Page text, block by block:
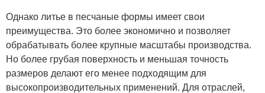
Однако литье в песчаные формы имеет свои
преимущества. Это более экономично и позволяет
обрабатывать более крупные масштабы производства.
Но более грубая поверхность и меньшая точность
размеров делают его менее подходящим для
высокопроизводительных применений. Для отраслей,